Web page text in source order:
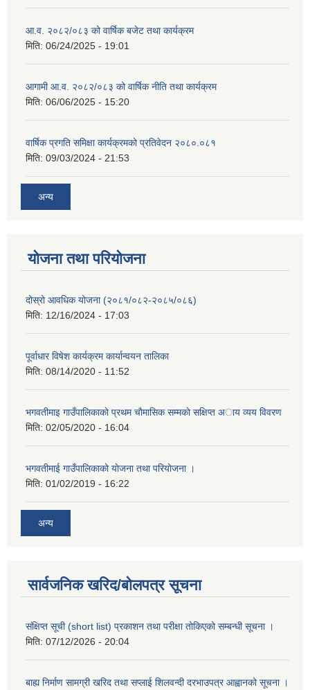
आ.व. २०८२/०८३ को वार्षिक बजेट तथा कार्यक्रम
मिति: 06/24/2025 - 19:01
आगामी आ.व. २०८२/०८३ को वार्षिक नीति तथा कार्यक्रम
मिति: 06/06/2025 - 15:20
वार्षिक प्रगति समिक्षा कार्यक्रमको प्रतिवेदन २०८०.०८१
मिति: 09/03/2024 - 21:53
अन्य
योजना तथा परियोजना
दोस्रो आवधिक योजना (२०८१/०८२-२०८५/०८६)
मिति: 12/16/2024 - 17:03
पूर्वाधार विषेश कार्यक्रम कार्यान्वयन तालिका
मिति: 08/14/2020 - 11:52
भगवतीमाइ गाउँपालिकाकाे प्रथम चाैमासिक सम्मकाे सक्षिप्त अाय व्यय विवरण
मिति: 02/05/2020 - 16:04
भगवतीमाई गाउँपालिकाको याेजना तथा परियाेजना ।
मिति: 01/02/2019 - 16:22
अन्य
सार्वजनिक खरिद/बोलपत्र सूचना
संक्षिप्त सूची (short list) प्रकाशन तथा परीक्षा तोकिएको सम्बन्धी सूचना ।
मिति: 07/12/2026 - 20:04
बाह्य निर्माण सामग्री खरिद तथा सप्लाई शिलवन्दी दरभाउपत्र आह्वानको सूचना ।